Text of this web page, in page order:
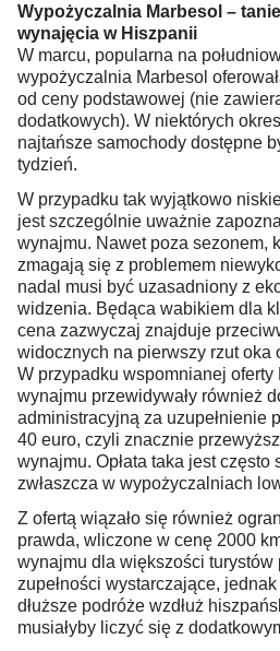
Wypożyczalnia Marbesol –
wynajęcia w Hiszpanii
W marcu, popularna na
wypożyczalnia Marbesol
od ceny podstawowej (nie
dodatkowych). W niektórych
najtańsze samochody dostępne
tydzień.
W przypadku tak wyjątkowo
jest szczególnie uważnie
wynajmu. Nawet poza sezonem,
zmagają się z problemem
nadal musi być uzasadniony z
widzenia. Będąca wabikiem dla
cena zazwyczaj znajduje
widocznych na pierwszy rzut oka
W przypadku wspomnianej oferty
wynajmu przewidywały również
administracyjną za uzupełnienie
40 euro, czyli znacznie
wynajmu. Opłata taka jest
zwłaszcza w wypożyczalniach
Z ofertą wiązało się również
prawda, wliczone w cenę 2000
wynajmu dla większości turystów
zupełności wystarczające,
dłuższe podróże wzdłuż
musiałyby liczyć się z